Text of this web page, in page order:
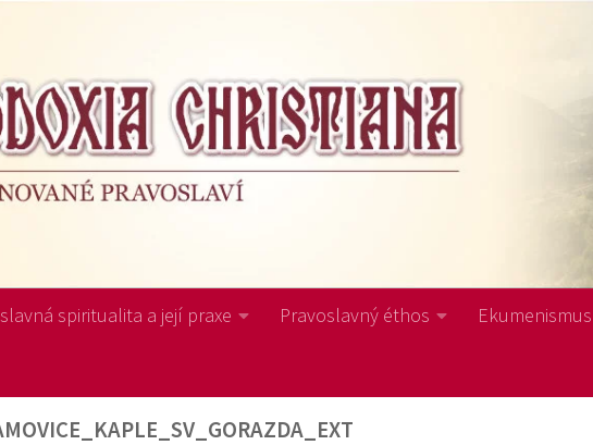
spiritualita a její praxe Pravoslavný éthos Ekumenismus